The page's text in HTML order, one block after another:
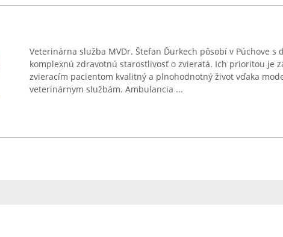
Veterinárna služba MVDr. Štefan Ďurkech pôsobí v Púchove s
komplexnú zdravotnú starostlivosť o zvieratá. Ich prioritou je
zvieracím pacientom kvalitný a plnohodnotný život vďaka
veterinárnym službám. Ambulancia ...